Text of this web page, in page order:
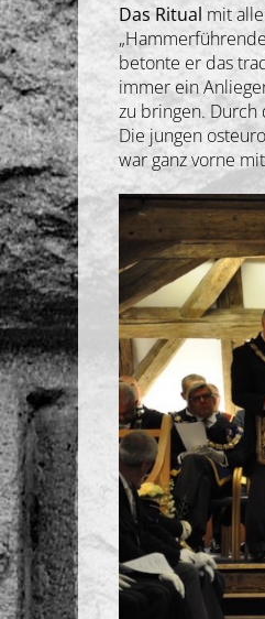
Das Ritual mit
betonte er das
immer ein
zu bringen. Durch
Die jungen
war ganz vorne